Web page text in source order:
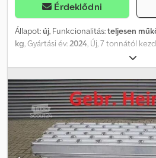
Érdeklődni
Állapot:új, Funkcionalitás:teljesen
kg, Gyártási év:2024, Új, 7 tonnától
való hidraulikus olló, 360 fokos
Dcodpfx Ahjzkau Homsk A méretek a